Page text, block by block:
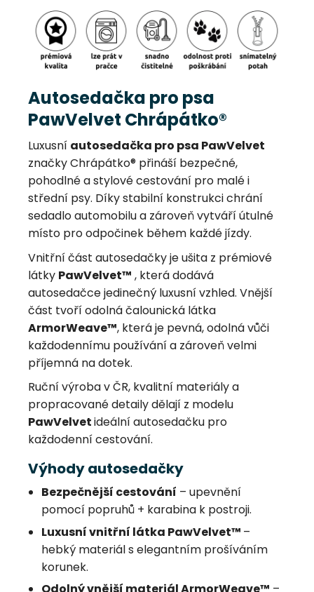
Autosedačka pro psa
PawVelvet Chrápátko®
Luxusní autosedačka pro psa PawVelvet
značky Chrápátko® přináší bezpečné,
pohodlné a stylové cestování pro malé i
střední psy. Díky stabilní konstrukci chrání
sedadlo automobilu a zároveň vytváří útulné
místo pro odpočinek během každé jízdy.
Vnitřní část autosedačky je ušita z prémiové
látky PawVelvet™ , která dodává
autosedačce jedinečný luxusní vzhled. Vnější
část tvoří odolná čalounická látka
ArmorWeave™, která je pevná, odolná vůči
každodennímu používání a zároveň velmi
příjemná na dotek.
Ruční výroba v ČR, kvalitní materiály a
propracované detaily dělají z modelu
PawVelvetideální autosedačku pro
každodenní cestování.
Výhody autosedačky
Bezpečnější cestování – upevnění
pomocí popruhů + karabina k postroji.
Luxusní vnitřní látka PawVelvet™ –
hebký materiál s elegantním prošíváním
korunek.